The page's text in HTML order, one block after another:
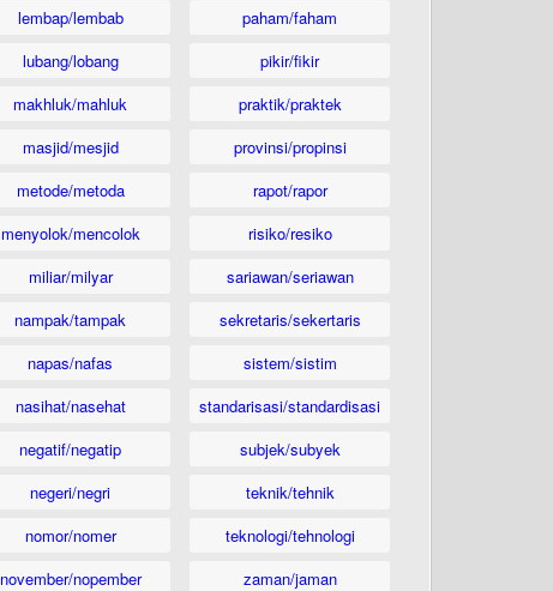
lembap/lembab
lubang/lobang
makhluk/mahluk
masjid/mesjid
metode/metoda
menyolok/mencolok
miliar/milyar
nampak/tampak
napas/nafas
nasihat/nasehat
negatif/negatip
negeri/negri
nomor/nomer
november/nopember
paham/faham
pikir/fikir
praktik/praktek
provinsi/propinsi
rapot/rapor
risiko/resiko
sariawan/seriawan
sekretaris/sekertaris
sistem/sistim
standarisasi/standardisasi
subjek/subyek
teknik/tehnik
teknologi/tehnologi
zaman/jaman